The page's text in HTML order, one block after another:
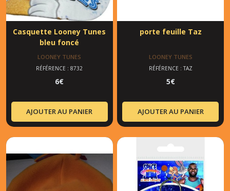
Casquette Looney Tunes
bleu foncé
LOONEY TUNES
RÉFÉRENCE : 8732
6€
AJOUTER AU PANIER
porte feuille Taz
LOONEY TUNES
RÉFÉRENCE : TAZ
5€
AJOUTER AU PANIER